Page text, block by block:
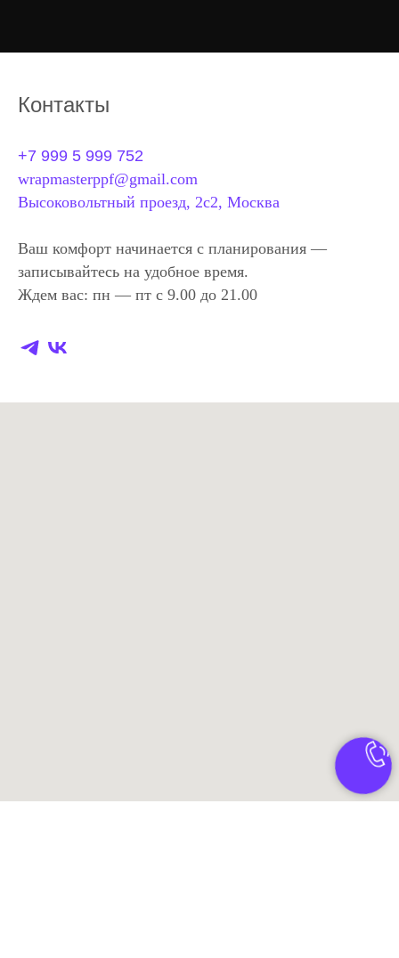
Контакты
+7 999 5 999 752
wrapmasterppf@gmail.com
Высоковольтный проезд, 2с2, Москва
Ваш комфорт начинается с планирования —
записывайтесь на удобное время.
Ждем вас: пн — пт с 9.00 до 21.00